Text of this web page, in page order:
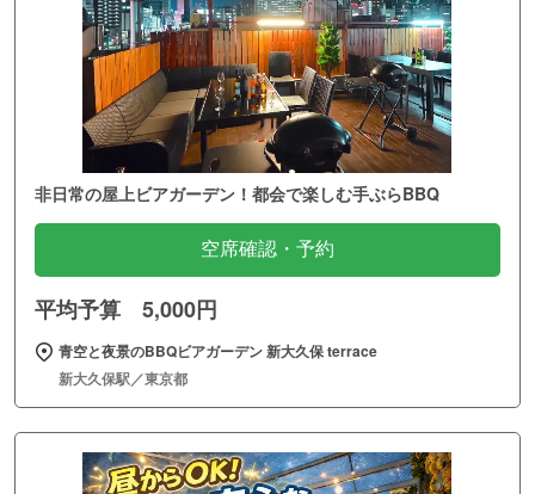
非日常の屋上ビアガーデン！都会で楽しむ手ぶらBBQ
空席確認・予約
平均予算 5,000円
青空と夜景のBBQビアガーデン 新大久保 terrace
新大久保駅／東京都